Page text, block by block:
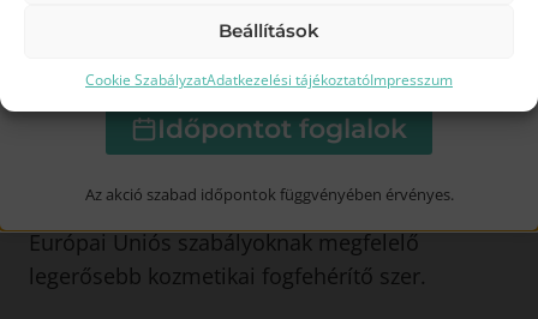
Beállítások
Cookie SzabályzatAdatkezelési tájékoztatóImpresszum
Igen! Március 31-ig most akciósan
helyett csak45 000 Ft;2 főre páros
csomagbanpedig 138 000 Ft helyett73 000 Ft!
A 6% peroxidtartalmú fogfehérítő anyag a
alatt lerakódott szennyező anyagokat. Ez az
Európai Uniós szabályoknak megfelelő
legerősebb kozmetikai fogfehérítő szer.
tisztítás
technológia
Időpontot foglalok
Az akció szabad időpontok függvényében érvényes.